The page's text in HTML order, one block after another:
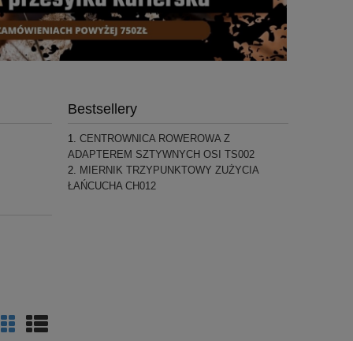
Bestsellery
CENTROWNICA ROWEROWA Z
ADAPTEREM SZTYWNYCH OSI TS002
MIERNIK TRZYPUNKTOWY ZUŻYCIA
ŁAŃCUCHA CH012